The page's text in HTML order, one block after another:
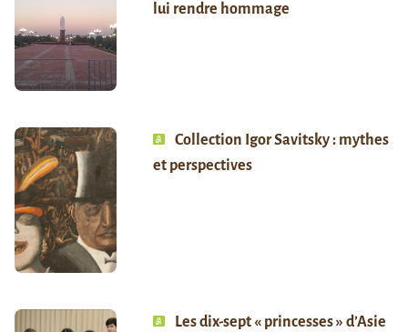
lui rendre hommage
Collection Igor Savitsky : mythes
et perspectives
Les dix-sept « princesses » d’Asie